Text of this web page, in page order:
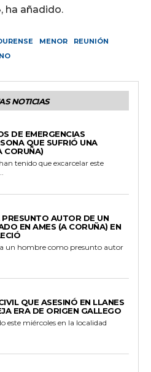
ha añadido.
MENOR
REUNIÓN
NOTICIAS
DE EMERGENCIAS
QUE SUFRIÓ UNA
CORUÑA)
tenido que excarcelar este
AUTOR DE UN
EN AMES (A CORUÑA) EN
un hombre como presunto autor
QUE ASESINÓ EN LLANES
ERA DE ORIGEN GALLEGO
este miércoles en la localidad